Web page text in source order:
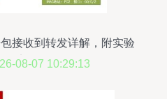
接收到转发详解，附实验
包实操
08-07 10:29:13